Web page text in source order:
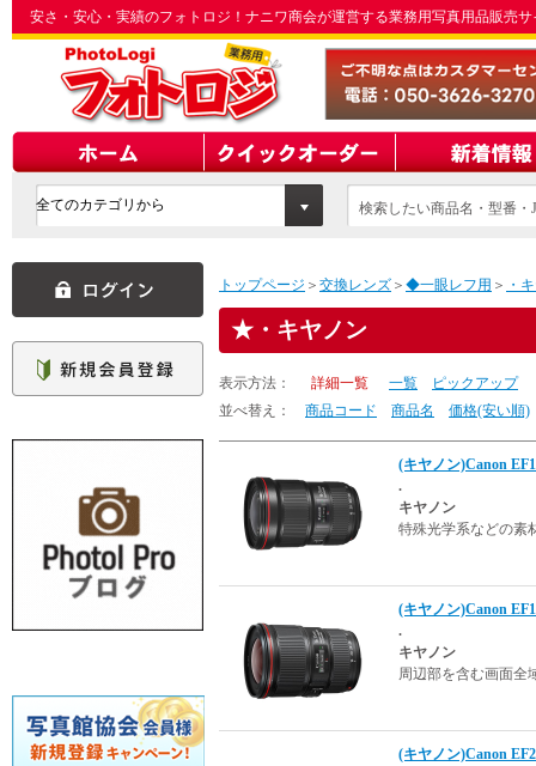
安さ・安心・実績のフォトロジ！ナニワ商会が運営する業務用写真用品販売
検索したい商品名・型番
トップページ ＞ 交換レンズ ＞ ◆一眼レフ用 ＞ ・
・キヤノン
表示方法： 詳細一覧 一覧
ピックアップ
並べ替え：
商品コード 商品名 価格(安い順)
(キヤノン)Canon
.
キヤノン
特殊光学系などの素
(キヤノン)Canon
.
キヤノン
周辺部を含む画面全
(キヤノン)Canon